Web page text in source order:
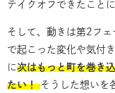
テイクオフできたこと
そして、動きは第2フ
で起こった変化や気付
に次はもっと町を巻き
たい！そうした想いを